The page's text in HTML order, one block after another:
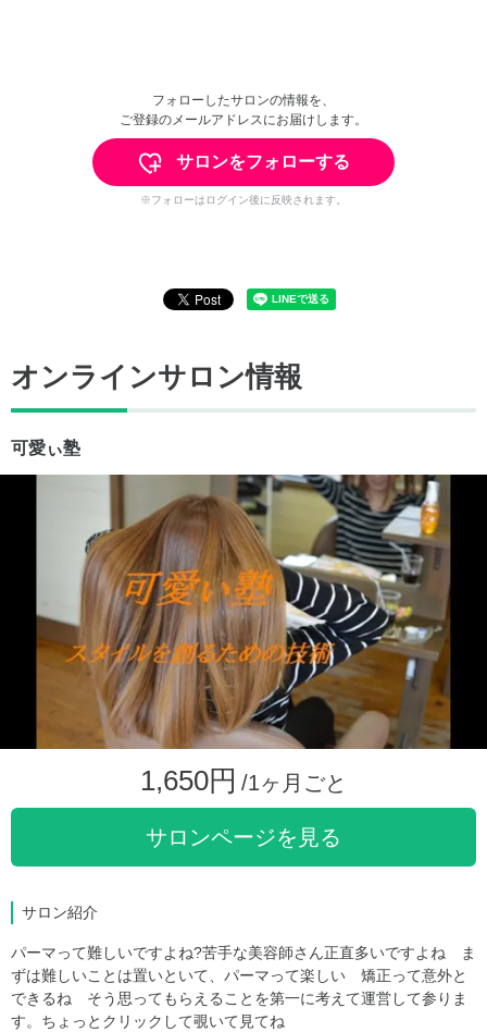
フォローしたサロンの情報を、
ご登録のメールアドレスにお届けします。
サロンをフォローする
※フォローはログイン後に反映されます。
オンラインサロン情報
可愛ぃ塾
1,650円 /1ヶ月ごと
サロンページを見る
サロン紹介
パーマって難しいですよね?苦手な美容師さん正直多いですよね ま
ずは難しいことは置いといて、パーマって楽しい 矯正って意外と
できるね そう思ってもらえることを第一に考えて運営して参りま
す。ちょっとクリックして覗いて見てね